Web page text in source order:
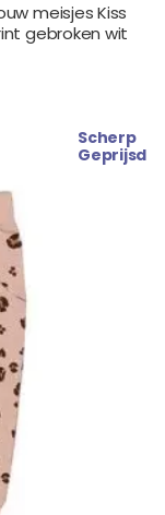
meisjes Kiss
gebroken wit
Scherp
Geprijsd